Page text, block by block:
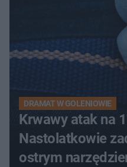
DRAMAT W GOLENIOWIE
Krwawy atak na
Nastolatkowie
ostrym